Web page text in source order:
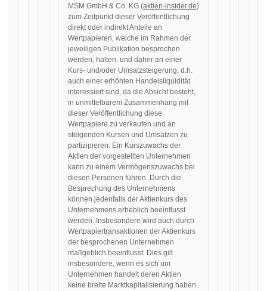
MSM GmbH & Co. KG (aktien-insider.de)
zum Zeitpunkt dieser Veröffentlichung
direkt oder indirekt Anteile an
Wertpapieren, welche im Rahmen der
jeweiligen Publikation besprochen
werden, halten. und daher an einer
Kurs- und/oder Umsatzsteigerung, d.h.
auch einer erhöhten Handelsliquidität
interessiert sind, da die Absicht besteht,
in unmittelbarem Zusammenhang mit
dieser Veröffentlichung diese
Wertpapiere zu verkaufen und an
steigenden Kursen und Umsätzen zu
partizipieren. Ein Kurszuwachs der
Aktien der vorgestellten Unternehmen
kann zu einem Vermögenszuwachs bei
diesen Personen führen. Durch die
Besprechung des Unternehmens
können jedenfalls der Aktienkurs des
Unternehmens erheblich beeinflusst
werden. Insbesondere wird auch durch
Wertpapiertransaktionen der Aktienkurs
der besprochenen Unternehmen
maßgeblich beeinflusst. Dies gilt
insbesondere, wenn es sich um
Unternehmen handelt deren Aktien
keine breite Marktkapitalisierung haben